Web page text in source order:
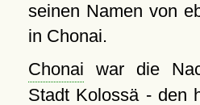
seinen Namen von
in Chonai.
Chonai war die
Stadt Kolossä- den